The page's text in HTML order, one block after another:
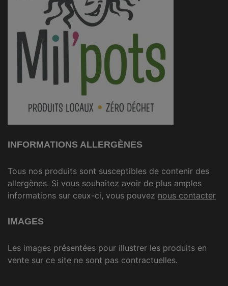
INFORMATIONS ALLERGÈNES
Tous nos produits sont susceptibles de contenir des
allergènes. Si vous souhaitez avoir de plus amples
informations sur ceux-ci, vous pouvez nous contacter
IMAGES
Les images présentées pour illustrer les produits en
vente sur ce site ne sont pas contractuelles.